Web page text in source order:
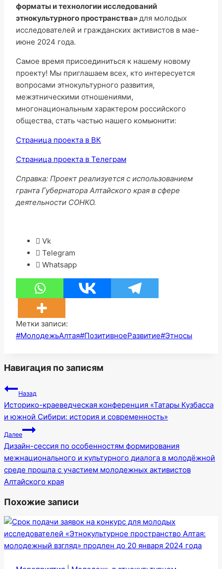
форматы и технологии исследований
этнокультурного пространства»для молодых
исследователей и гражданских активистов в мае-
июне 2024 года.
Самое время присоединиться к нашему новому
проекту! Мы приглашаем всех, кто интересуется
вопросами этнокультурного развития,
межэтническими отношениями,
многонациональным характером российского
общества, стать частью нашего комьюнити:
Страница проекта в ВК
Страница проекта в Телеграм
Справка: Проект реализуется с использованием
гранта Губернатора Алтайского края в сфере
деятельности СОНКО.
Vk
Telegram
Whatsapp
Метки записи:
#МолодежьАлтая#ПозитивноеРазвитие#Этносы
Навигация по записям
Назад
Историко-краеведческая конференция «Татары Кузбасса
и южной Сибири: история и современность»
Далее
Дизайн-сессия по особенностям формирования
межнационального и культурного диалога в молодёжной
среде прошла с участием молодежных активистов
Алтайского края
Похожие записи